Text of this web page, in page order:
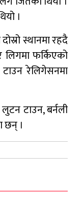
।
स्थानमा रहदै
लिगमा फर्किएको
रेलिगेसनमा
टाउन, बर्नली
छन् ।